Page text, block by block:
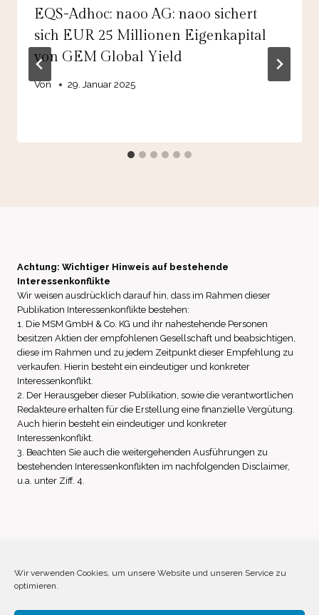
Wir verwenden Cookies, um unsere Website und unseren Service zu
optimieren.
EQS-Adhoc: naoo AG: naoo sichert
sich EUR 25 Millionen Eigenkapital
von GEM Global Yield
Von 29. Januar 2025
Achtung: Wichtiger Hinweis auf bestehende
Interessenkonflikte
Wir weisen ausdrücklich darauf hin, dass im Rahmen dieser
Publikation Interessenkonflikte bestehen:
1. Die MSM GmbH & Co. KG und ihr nahestehende Personen
besitzen Aktien der empfohlenen Gesellschaft und beabsichtigen,
diese im Rahmen und zu jedem Zeitpunkt dieser Empfehlung zu
verkaufen. Hierin besteht ein eindeutiger und konkreter
Interessenkonflikt.
2. Der Herausgeber dieser Publikation, sowie die verantwortlichen
Redakteure erhalten für die Erstellung eine finanzielle Vergütung.
Auch hierin besteht ein eindeutiger und konkreter
Interessenkonflikt.
3. Beachten Sie auch die weitergehenden Ausführungen zu
bestehenden Interessenkonflikten im nachfolgenden Disclaimer,
u.a. unter Ziff. 4.
Impressum Datenschutz
Disclaimer